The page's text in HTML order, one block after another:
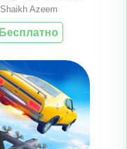
Shaikh Azeem
Бесплатно